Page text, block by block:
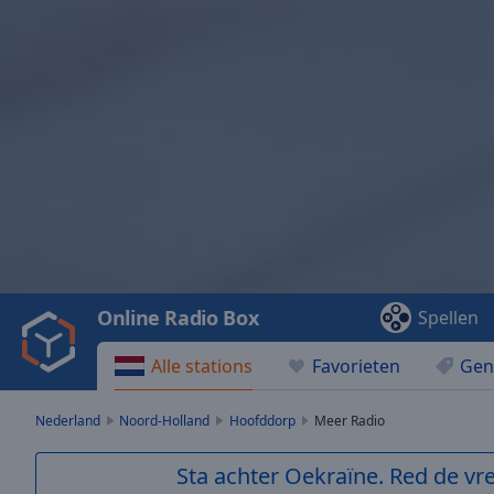
Video
Play
Backward
Skip
Current
Alle stations Favorieten
Online Radio Box Spellen
Nederland Noord-Holland Hoofddorp Meer Radio
Sta achter Oekraïne. Red de